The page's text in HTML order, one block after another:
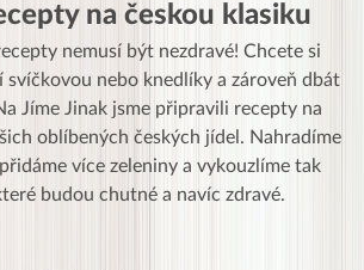
na českou klasiku
nemusí být nezdravé! Chcete si
nebo knedlíky a zároveň dbát
Jíme Jinak jsme připravili recepty na
oblíbených českých jídel. Nahradíme
více zeleniny a vykouzlíme tak
budou chutné a navíc zdravé.